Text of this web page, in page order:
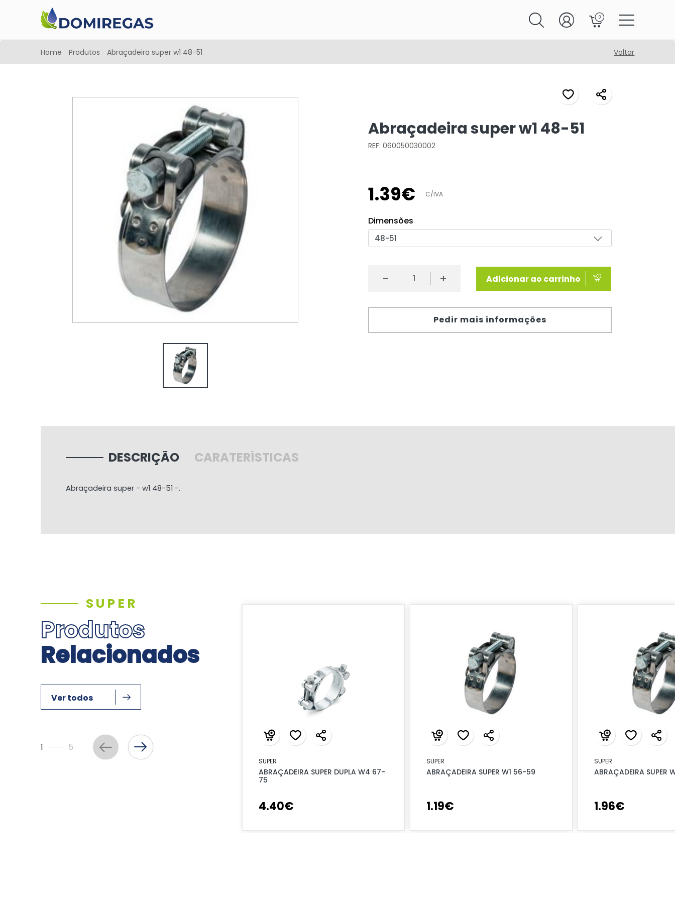
0
Home - Produtos - Abraçadeira super w1 48-51 Voltar
Abraçadeira super w1 48-51
REF: 060050030002
1.39€ C/IVA
Dimensões
- + Adicionar ao carrinho
Pedir mais informações
DESCRIÇÃO CARATERÍSTICAS
Abraçadeira super - w1 48-51 -.
SUPER
Produtos
Relacionados
Ver todos
1 5
SUPER
ABRAÇADEIRA SUPER DUPLA W4 67-
75
4.40€
SUPER
ABRAÇADEIRA SUPER W1 56-59
1.19€
SUPER
ABRAÇADEIRA SUPER
1.96€